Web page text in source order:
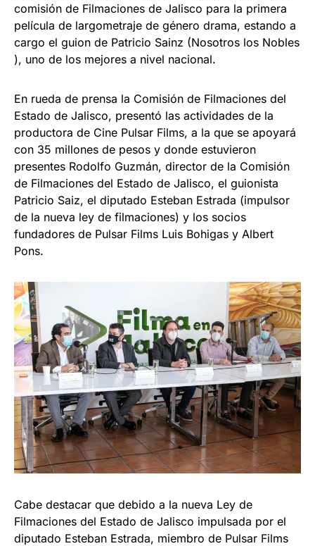
comisión de Filmaciones de Jalisco para la primera
película de largometraje de género drama, estando a
cargo el guion de Patricio Sainz (Nosotros los Nobles
), uno de los mejores a nivel nacional.
En rueda de prensa la Comisión de Filmaciones del
Estado de Jalisco, presentó las actividades de la
productora de Cine Pulsar Films, a la que se apoyará
con 35 millones de pesos y donde estuvieron
presentes Rodolfo Guzmán, director de la Comisión
de Filmaciones del Estado de Jalisco, el guionista
Patricio Saiz, el diputado Esteban Estrada (impulsor
de la nueva ley de filmaciones) y los socios
fundadores de Pulsar Films Luis Bohigas y Albert
Pons.
Cabe destacar que debido a la nueva Ley de
Filmaciones del Estado de Jalisco impulsada por el
diputado Esteban Estrada, miembro de Pulsar Films